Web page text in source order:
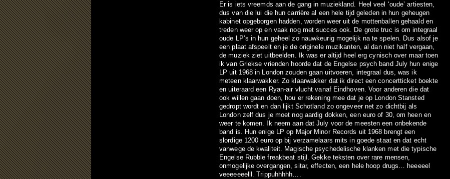
Er is iets vreemds aan de gang in muziekland. Heel veel ‘oude’ artiesten,
dus van die lui die hun carrière al een hele tijd geleden in hun geheugen
kabinet opgeborgen hadden, worden weer uit de mottenballen gehaald en
treden weer op en vaak nog met succes ook. De grote truc is om integraal
oude LP’s in hun geheel zo nauwkeurig mogelijk na te spelen. Dus alsof je
een plaat afspeelt en je de originele muzikanten, al dan niet half vergaan,
de muziek ziet uitbeelden. Ik was er altijd heel erg cynisch over maar toen
ik van Griekse vrienden hoorde dat de Engelse psych band July hun enige
LP uit 1968 in London zouden gaan uitvoeren, integraal dus, was ik
meteen klaarwakker. Zo klaarwakker dat ik direct een concertticket boekte
en uiteraard een Ryan-air vlucht vanaf Eindhoven. Voor anderen die dat
ook willen gaan doen, hou er rekening mee dat je op London Stansted
gedropt wordt en dan lijkt Schotland zo ongeveer net zo dichtbij als
London zelf dus je moet nog aardig dokken, een euro of 30, om heen en
weer te komen. Ik neem aan dat July voor de meesten een onbekende
band is. Hun enige LP op Major Minor Records uit 1968 brengt een
slordige 1200 euro op bij verzamelaars mits in goede staat en dat echt
vanwege de kwaliteit. Magische psychedelische klanken met die typische
Engelse Rubble freakbeat stijl. Gekke teksten over rare mensen,
onmogelijke overgangen, sitar, effecten, een hele hoop drugs… heeeeel
veeeeeeelll. Trippuhhhhh….